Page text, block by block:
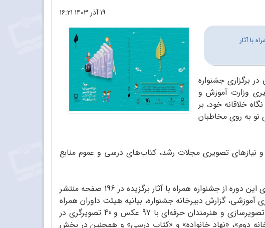
۱۹ آذر ۱۴۰۳ ۱۶:۲۱
با آثار
برگزاری جشنواره
وزارت آموزش و
خلاقانه خود، بر
نو به روی مخاطبان
تصویری مجلات رشد، کتاب‌های درسی و عموم منابع
با نگاهی اجمالی به برگزاری این دوره از جشنواره همراه با آثار برگزیده در 196 صفحه منتشر
گزارش دبیرخانه جشنواره، بیانیه هیئت داوران همراه
با معرفی هیئت‌ انتخاب و هیئت داوران به همراه آثار برگزیده هنرمندان عکاس و تصویرگر با 42 عکس و 13 تصویرسازی و هنرمندان حرفه‌ای با 97 عکس و 40 تصویرگری در
دوم»، «نهاد خانواده» و «کتاب درسی» و همچنین در بخش